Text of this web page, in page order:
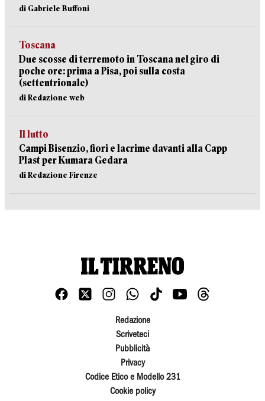
di Gabriele Buffoni
Toscana
Due scosse di terremoto in Toscana nel giro di
poche ore: prima a Pisa, poi sulla costa
(settentrionale)
di Redazione web
Il lutto
Campi Bisenzio, fiori e lacrime davanti alla Capp
Plast per Kumara Gedara
di Redazione Firenze
Redazione
Scriveteci
Pubblicità
Privacy
Codice Etico e Modello 231
Cookie policy